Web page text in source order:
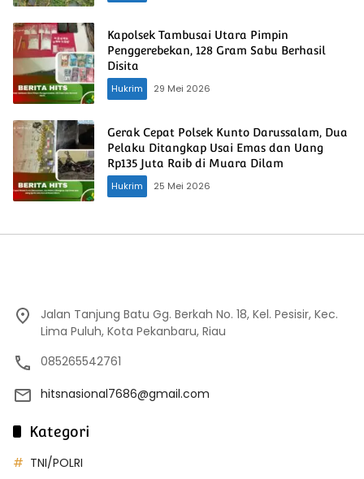
Kapolsek Tambusai Utara Pimpin
Penggerebekan, 128 Gram Sabu Berhasil
Disita
Hukrim
29 Mei 2026
Gerak Cepat Polsek Kunto Darussalam, Dua
Pelaku Ditangkap Usai Emas dan Uang
Rp135 Juta Raib di Muara Dilam
Hukrim
25 Mei 2026
Jalan Tanjung Batu Gg. Berkah No. 18, Kel. Pesisir, Kec.
Lima Puluh, Kota Pekanbaru, Riau
085265542761
hitsnasional7686@gmail.com
Kategori
TNI/POLRI